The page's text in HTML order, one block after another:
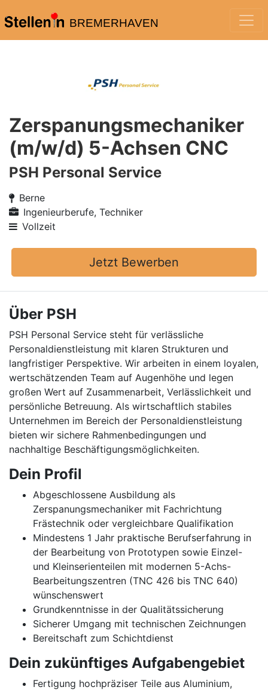
BREMERHAVEN
Zerspanungsmechaniker
(m/w/d) 5-Achsen CNC
PSH Personal Service
Berne
Ingenieurberufe, Techniker
Vollzeit
Jetzt Bewerben
Über PSH
PSH Personal Service steht für verlässliche
Personaldienstleistung mit klaren Strukturen und
langfristiger Perspektive. Wir arbeiten in einem loyalen,
wertschätzenden Team auf Augenhöhe und legen
großen Wert auf Zusammenarbeit, Verlässlichkeit und
persönliche Betreuung. Als wirtschaftlich stabiles
Unternehmen im Bereich der Personaldienstleistung
bieten wir sichere Rahmenbedingungen und
nachhaltige Beschäftigungsmöglichkeiten.
Dein Profil
Abgeschlossene Ausbildung als
Zerspanungsmechaniker mit Fachrichtung
Frästechnik oder vergleichbare Qualifikation
Mindestens 1 Jahr praktische Berufserfahrung in
der Bearbeitung von Prototypen sowie Einzel-
und Kleinserienteilen mit modernen 5-Achs-
Bearbeitungszentren (TNC 426 bis TNC 640)
wünschenswert
Grundkenntnisse in der Qualitätssicherung
Sicherer Umgang mit technischen Zeichnungen
Bereitschaft zum Schichtdienst
Dein zukünftiges Aufgabengebiet
Fertigung hochpräziser Teile aus Aluminium,